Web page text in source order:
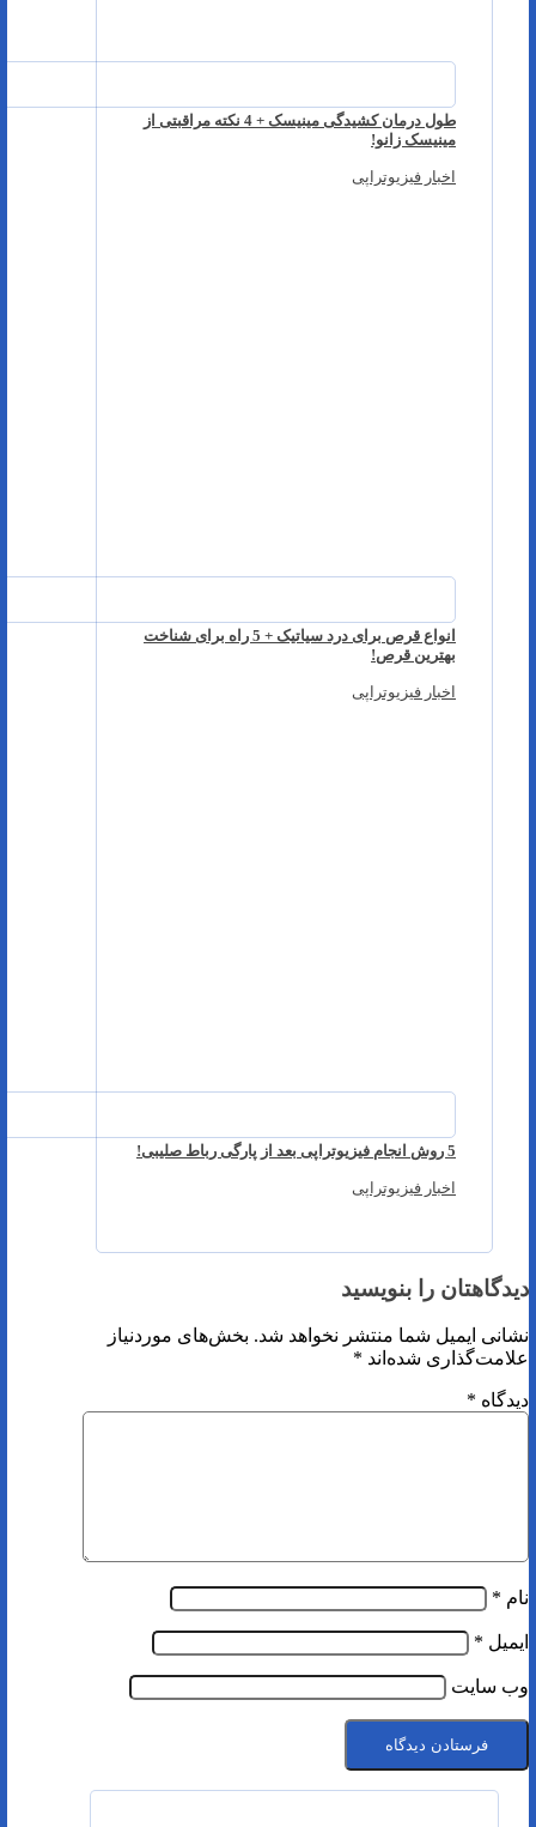
طول درمان کشیدگی مینیسک + 4 نکته مراقبتی از
مینیسک زانو!
اخبار فیزیوتراپی
انواع قرص برای درد سیاتیک + 5 راه برای شناخت
بهترین قرص!
اخبار فیزیوتراپی
5 روش انجام فیزیوتراپی بعد از پارگی رباط صلیبی!
اخبار فیزیوتراپی
دیدگاهتان را بنویسید
نشانی ایمیل شما منتشر نخواهد شد. بخش‌های موردنیاز
علامت‌گذاری شده‌اند *
دیدگاه *
نام *
ایمیل *
وب‌ سایت